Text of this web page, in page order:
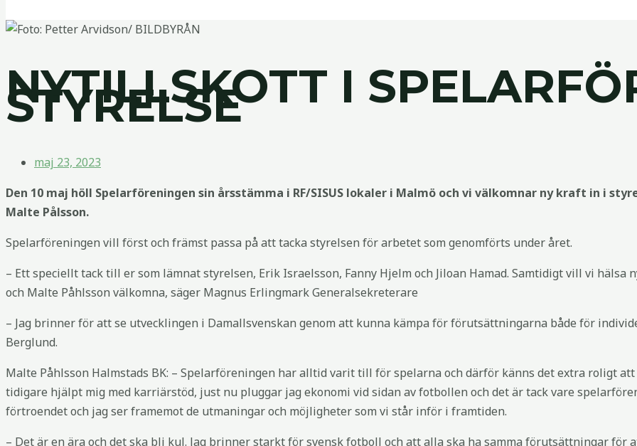
NYTILLSKOTT I
STYRELSE
maj 23, 2023
Den 10 maj höll Spelarföreningen sin årsstämma i RF/SISUS lokaler i Malmö och vi välkomnar ny kraft in i
Malte Pålsson.
Spelarföreningen vill först och främst passa på att tacka styrelsen för arbetet som genomförts under året.
– Ett speciellt tack till er som lämnat styrelsen, Erik Israelsson, Fanny Hjelm och Jiloan Hamad. Samtidigt vill vi hälsa
och Malte Påhlsson välkomna, säger Magnus Erlingmark Generalsekreterare
– Jag brinner för att se utvecklingen i Damallsvenskan genom att kunna kämpa för förutsättningarna både för
Berglund.
Malte Påhlsson Halmstads BK: – Spelarföreningen har alltid varit till för spelarna och därför känns det extra roligt
tidigare hjälpt mig med karriärstöd, just nu pluggar jag ekonomi vid sidan av fotbollen och det är tack vare
förtroendet och jag ser framemot de utmaningar och möjligheter som vi står inför i framtiden.
– Det är en ära och det ska bli kul. Jag brinner starkt för svensk fotboll och att alla ska ha samma förutsättningar för